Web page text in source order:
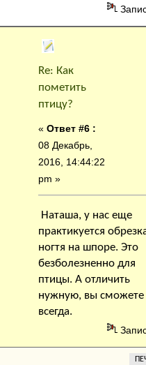
Re: Как
пометить
птицу?
« Ответ #6 :
08 Декабрь,
2016, 14:44:22
pm »
Наташа, у нас еще
практикуется
ногтя на шпоре. Это
безболезненно для
птицы. А отличить
нужную, вы сможете
всегда.